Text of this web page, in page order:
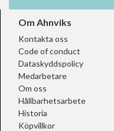
Om Ahnviks
Kontakta oss
Code of conduct
Dataskyddspolicy
Medarbetare
Om oss
Hållbarhetsarbete
Historia
Köpvillkor